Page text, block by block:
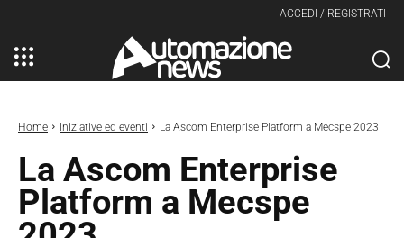
ACCEDI / REGISTRATI
Home Iniziative ed eventi La Ascom Enterprise Platform a Mecspe 2023
La Ascom Enterprise
Platform a Mecspe